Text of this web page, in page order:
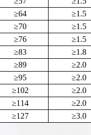
≥64 ≥1.5
≥70 ≥1.5
≥76 ≥1.5
≥83 ≥1.8
≥89 ≥2.0
≥95 ≥2.0
≥102 ≥2.0
≥114 ≥2.0
≥127 ≥3.0